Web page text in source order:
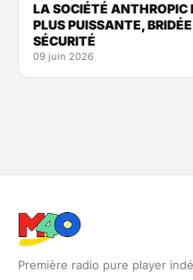
LA SOCIÉTÉ ANTHROPIC
PLUS PUISSANTE,
SÉCURITÉ
09 juin 2026
Première radio pure player